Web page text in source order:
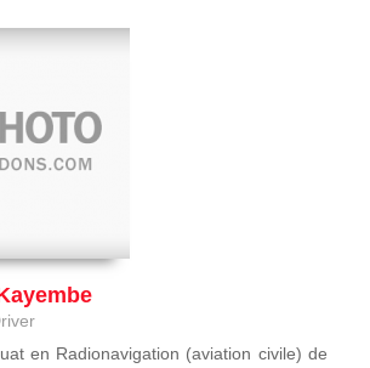
en Radionavigation (aviation civile) de